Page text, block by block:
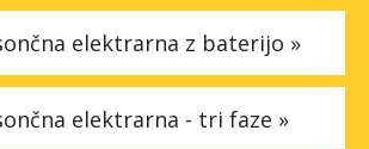
elektrarna z baterijo »
elektrarna - tri faze »